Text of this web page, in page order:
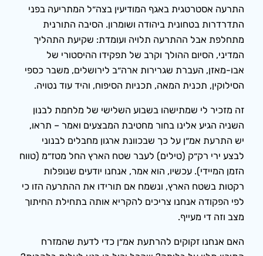
התרעה אסטרטגית באגף המודיעין בצה״ל המתריעה בפני
התדרדרות בטחונית ביהודה ושומרון. הסיבה התורנית
מתחלפת אבל ההתרעה תלויה ועומדת: שקיעת התהליך
המדיני, הסיום ההולך וקרב של תפקידו ההיסטורי של
אבו-מאזן, העברת שגרירות ארה״ב לירושלים, משבר כספי
הסילוקין, תכנית המאה, תכניות הסיפוח, והיד עוד נטויה.
זה מזכיר לי שמתישהו בשבוע השלישי של מלחמת לבנון
השניה הגיע אלינו בחור מחטיבת המבצעים ואמר – תראו,
יש התרעת אמ״ן על כך שבכוונת ארגון מחבלים לבנוני
לבצע ירי רק״ק (טילים) לעבר שטח הארץ החל מטז״מ (טווח
הזמן המיידי). עכשיו, הוא אמר, אנחנו יודעים שנופלות
רקטות בשטח הארץ, ונשמח אם תורידו את ההתרעה הזו כי
לפי הפקודה אנחנו צריכים להקריא אותה בתחילת החיתוך
מצב וזה די מעייף.
האם אנחנו זקוקים להרתעת אמ״ן כדי לדעת שהמזרח